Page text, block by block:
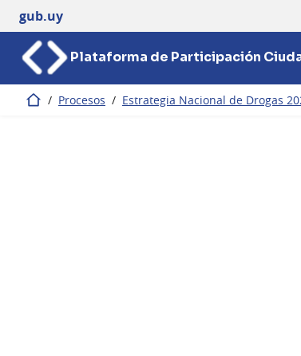
gub.uy
Plataforma de Participación
Inicio / Procesos / Estrategia Nacional de Drogas